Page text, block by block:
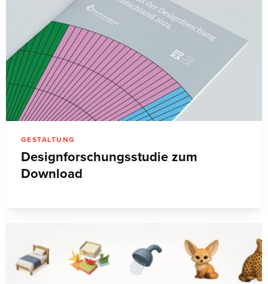
GESTALTUNG
Designforschungsstudie zum
Download